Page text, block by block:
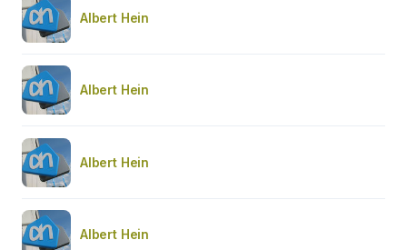
Albert Hein
Albert Hein
Albert Hein
Albert Hein